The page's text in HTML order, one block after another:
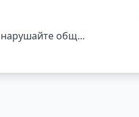
общ...